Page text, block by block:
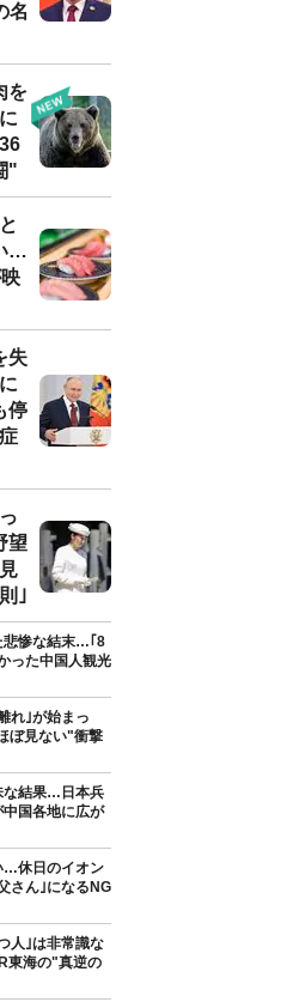
名
を
"
…
失
停
望
｣
悲惨な結末…｢8
った中国人観光
れ｣が始まっ
ぼ見ない"衝撃
な結果…日本兵
国各地に広が
…休日のイオン
さん｣になるNG
人｣は非常識な
東海の"真逆の